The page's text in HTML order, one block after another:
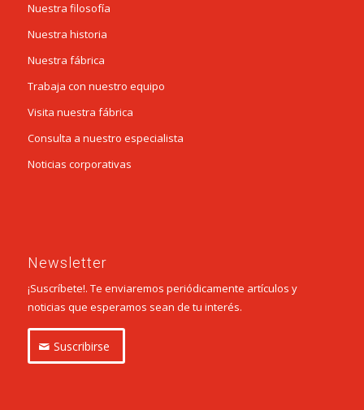
Nuestra filosofía
Nuestra historia
Nuestra fábrica
Trabaja con nuestro equipo
Visita nuestra fábrica
Consulta a nuestro especialista
Noticias corporativas
Newsletter
¡Suscríbete!. Te enviaremos periódicamente artículos y
noticias que esperamos sean de tu interés.
Suscribirse